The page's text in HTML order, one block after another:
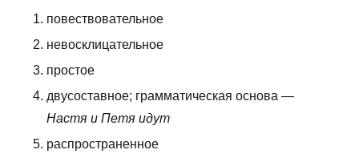
повествовательное
невосклицательное
простое
двусоставное; грамматическая основа —
Настя и Петя идут
распространенное